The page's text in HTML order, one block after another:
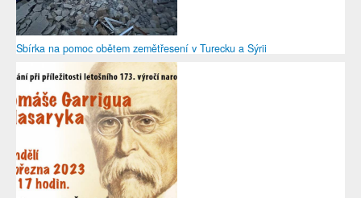
Sbírka na pomoc obětem zemětřesení v Turecku a Sýrii